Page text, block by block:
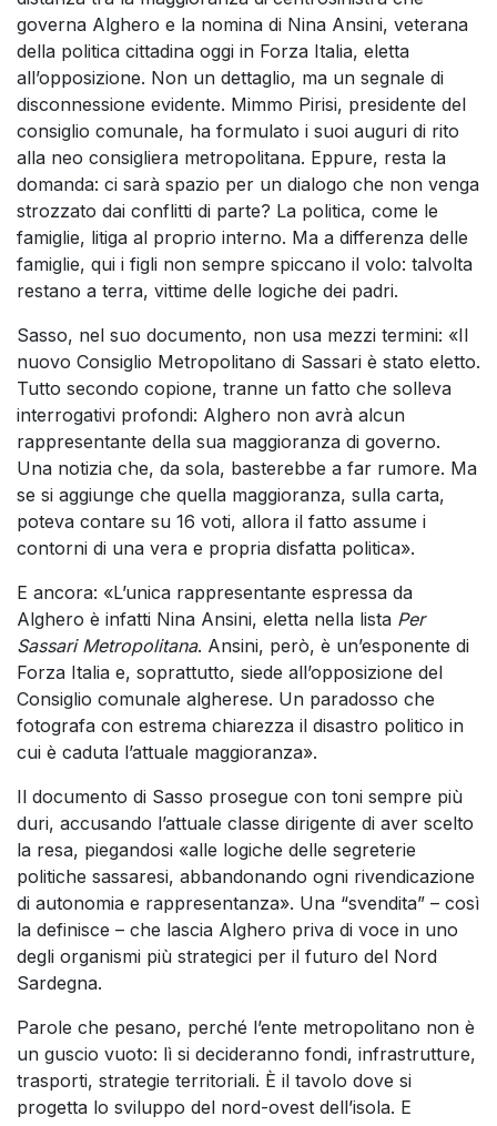
governa Alghero e la nomina di Nina Ansini, veterana
della politica cittadina oggi in Forza Italia, eletta
all’opposizione. Non un dettaglio, ma un segnale di
disconnessione evidente. Mimmo Pirisi, presidente del
consiglio comunale, ha formulato i suoi auguri di rito
alla neo consigliera metropolitana. Eppure, resta la
domanda: ci sarà spazio per un dialogo che non venga
strozzato dai conflitti di parte? La politica, come le
famiglie, litiga al proprio interno. Ma a differenza delle
famiglie, qui i figli non sempre spiccano il volo: talvolta
restano a terra, vittime delle logiche dei padri.
Sasso, nel suo documento, non usa mezzi termini: «Il
nuovo Consiglio Metropolitano di Sassari è stato eletto.
Tutto secondo copione, tranne un fatto che solleva
interrogativi profondi: Alghero non avrà alcun
rappresentante della sua maggioranza di governo.
Una notizia che, da sola, basterebbe a far rumore. Ma
se si aggiunge che quella maggioranza, sulla carta,
poteva contare su 16 voti, allora il fatto assume i
contorni di una vera e propria disfatta politica».
E ancora: «L’unica rappresentante espressa da
Alghero è infatti Nina Ansini, eletta nella lista Per
Sassari Metropolitana. Ansini, però, è un’esponente di
Forza Italia e, soprattutto, siede all’opposizione del
Consiglio comunale algherese. Un paradosso che
fotografa con estrema chiarezza il disastro politico in
cui è caduta l’attuale maggioranza».
Il documento di Sasso prosegue con toni sempre più
duri, accusando l’attuale classe dirigente di aver scelto
la resa, piegandosi «alle logiche delle segreterie
politiche sassaresi, abbandonando ogni rivendicazione
di autonomia e rappresentanza». Una “svendita” – così
la definisce – che lascia Alghero priva di voce in uno
degli organismi più strategici per il futuro del Nord
Sardegna.
Parole che pesano, perché l’ente metropolitano non è
un guscio vuoto: lì si decideranno fondi, infrastrutture,
trasporti, strategie territoriali. È il tavolo dove si
progetta lo sviluppo del nord-ovest dell’isola. E